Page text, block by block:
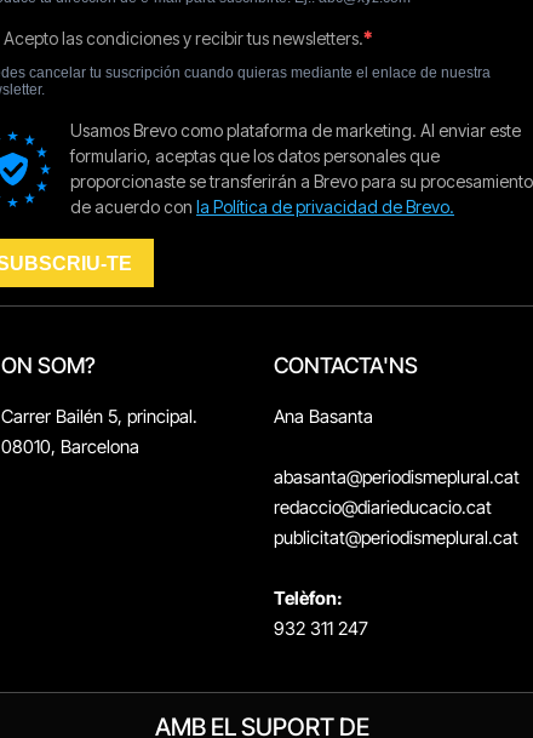
ON SOM?
Carrer Bailén 5, principal.
08010, Barcelona
CONTACTA'NS
Ana Basanta
abasanta@periodismeplural.cat
redaccio@diarieducacio.cat
publicitat@periodismeplural.cat
Telèfon:
932 311 247
AMB EL SUPORT DE